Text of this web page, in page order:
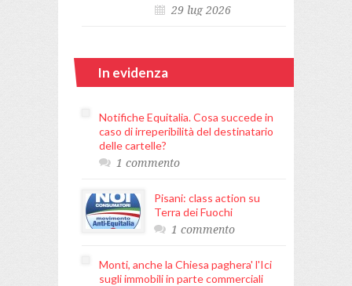
29 lug 2026
In evidenza
Notifiche Equitalia. Cosa succede in
caso di irreperibilità del destinatario
delle cartelle?
1 commento
Pisani: class action su
Terra dei Fuochi
1 commento
Monti, anche la Chiesa paghera' l'Ici
sugli immobili in parte commerciali